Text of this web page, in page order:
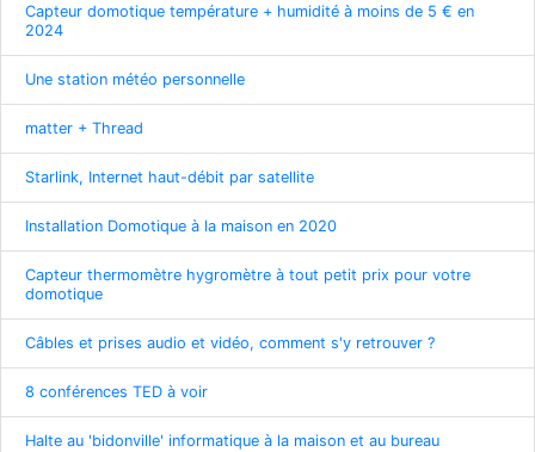
Capteur domotique température + humidité à moins de 5 € en
2024
Une station météo personnelle
matter + Thread
Starlink, Internet haut-débit par satellite
Installation Domotique à la maison en 2020
Capteur thermomètre hygromètre à tout petit prix pour votre
domotique
Câbles et prises audio et vidéo, comment s'y retrouver ?
8 conférences TED à voir
Halte au 'bidonville' informatique à la maison et au bureau